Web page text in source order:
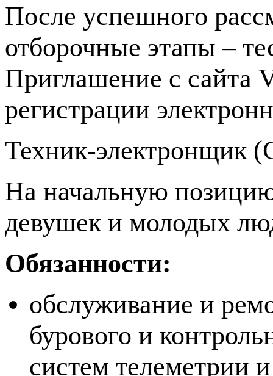
После успешного
отборочные этапы –
Приглашение с сайта
регистрации
Техник-электронщик
На начальную
девушек и молодых
Обязанности:
обслуживание и
бурового и
систем телеметрии